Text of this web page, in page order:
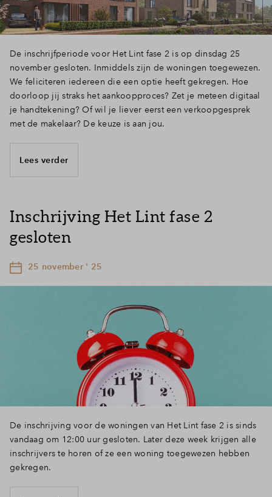
De inschrijfperiode voor Het Lint fase 2 is op dinsdag 25
november gesloten. Inmiddels zijn de woningen toegewezen.
We feliciteren iedereen die een optie heeft gekregen. Hoe
doorloop jij straks het aankoopproces? Zet je meteen digitaal
je handtekening? Of wil je liever eerst een verkoopgesprek
met de makelaar? De keuze is aan jou.
Lees verder
Inschrijving Het Lint fase 2
gesloten
25 november ' 25
De inschrijving voor de woningen van Het Lint fase 2 is sinds
vandaag om 12:00 uur gesloten. Later deze week krijgen alle
inschrijvers te horen of ze een woning toegewezen hebben
gekregen.